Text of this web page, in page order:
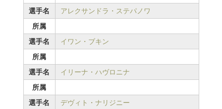
選手名
アレクサンドラ・ステパノワ
所属
選手名
イワン・ブキン
所属
選手名
イリーナ・ハヴロニナ
所属
選手名
デヴィト・ナリジニー